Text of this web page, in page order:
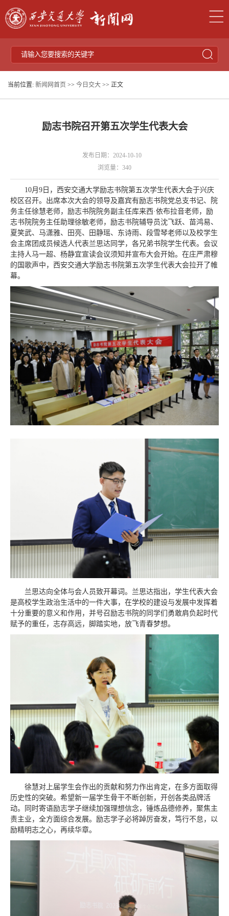
当前位置: 新闻网首页 >> 今日交大 >> 正文
励志书院召开第五次学生代表大会
发布日期：2024-10-10
浏览量： 340
10月9日，西安交通大学励志书院第五次学生代表大会于兴庆
校区召开。出席本次大会的领导及嘉宾有励志书院党总支书记、院
务主任徐慧老师，励志书院院务副主任库来西·依布拉音老师，励
志书院院务主任助理徐敏老师，励志书院辅导员沈飞跃、苗鸿易、
夏笑武、马潇雅、田亮、田静瑶、东诗雨、段雪琴老师以及校学生
会主席团成员候选人代表兰思达同学，各兄弟书院学生代表。会议
主持人马一超、杨静宜宣读会议须知并宣布大会开始。在庄严肃穆
的国歌声中，西安交通大学励志书院第五次学生代表大会拉开了帷
幕。
兰思达向全体与会人员致开幕词。兰思达指出，学生代表大会
是高校学生政治生活中的一件大事，在学校的建设与发展中发挥着
十分重要的意义和作用，并号召励志书院的同学们勇敢肩负起时代
赋予的重任，志存高远，脚踏实地，放飞青春梦想。
徐慧对上届学生会作出的贡献和努力作出肯定，在多方面取得
历史性的突破。希望新一届学生骨干不断创新，开创各类品牌活
动。同时寄语励志学子继续加强理想信念，锤炼品德修养，聚焦主
责主业，全方面综合发展。励志学子必将踔厉奋发，笃行不怠，以
励精明志之心，再续华章。